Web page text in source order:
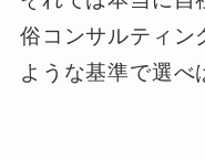
俗コンサルティン
ような基準で選べ